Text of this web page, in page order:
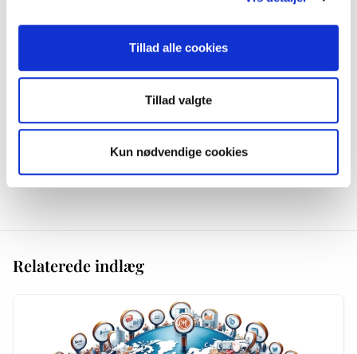
Tillad alle cookies
Tillad valgte
Kun nødvendige cookies
samarbejde med Lisbeth Klastrup) at blog-brugen under valgkampen. Det
viste sig dog at mange af politikerne mente at være i dialog via weblogs
med borgerne kun skulle ske i selve (den korte) valgkampsperiode, og
ikke specielt meget imellem valgkampene, hvor det jo er mere oplagt at få
etableret en dialog. […]
Kommentarer er lukket.
Relaterede indlæg